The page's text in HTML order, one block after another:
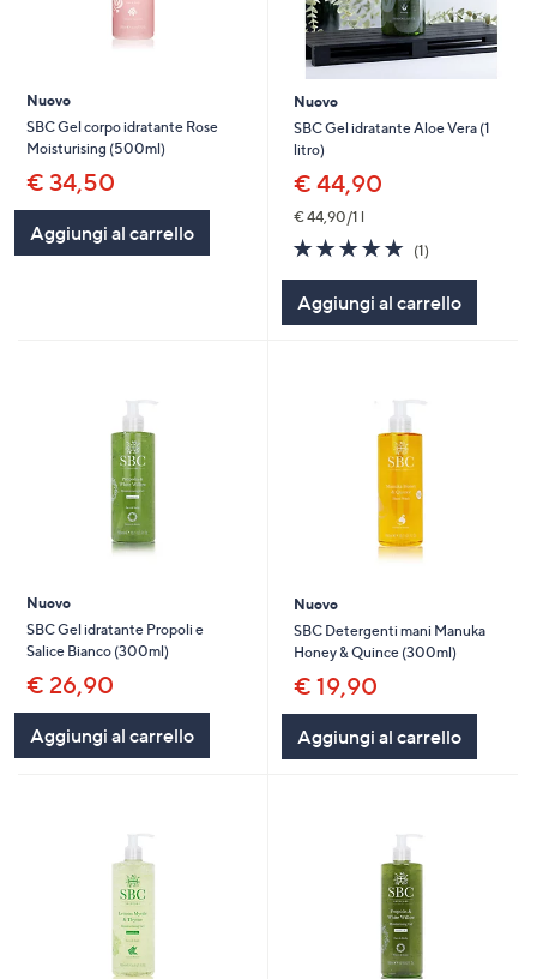
Nuovo
SBC Gel corpo idratante Rose
Moisturising (500ml)
€ 34,50
Aggiungi al carrello
Nuovo
SBC Gel idratante Aloe Vera (1
litro)
€ 44,90
€ 44,90/1 l
5.0
of
Stars
(1)1
Aggiungi al carrello
Nuovo
SBC Gel idratante Propoli e
Salice Bianco (300ml)
€ 26,90
Aggiungi al carrello
Nuovo
SBC Detergenti mani Manuka
Honey & Quince (300ml)
€ 19,90
Aggiungi al carrello